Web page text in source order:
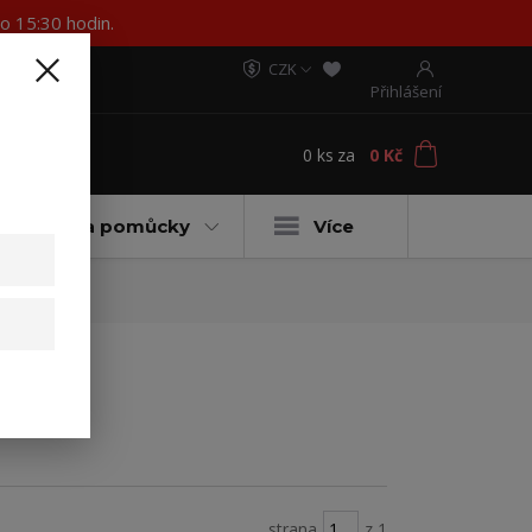
15:30 hodin.
CZK
Přihlášení
0 ks za 0 Kč
Materiály a pomůcky Více